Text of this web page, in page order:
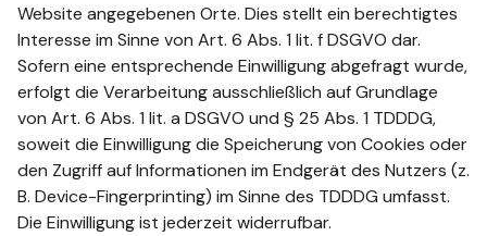
Website angegebenen Orte. Dies stellt ein berechtigtes
Interesse im Sinne von Art. 6 Abs. 1 lit. f DSGVO dar.
Sofern eine entsprechende Einwilligung abgefragt wurde,
erfolgt die Verarbeitung ausschließlich auf Grundlage
von Art. 6 Abs. 1 lit. a DSGVO und § 25 Abs. 1 TDDDG,
soweit die Einwilligung die Speicherung von Cookies oder
den Zugriff auf Informationen im Endgerät des Nutzers (z.
B. Device-Fingerprinting) im Sinne des TDDDG umfasst.
Die Einwilligung ist jederzeit widerrufbar.